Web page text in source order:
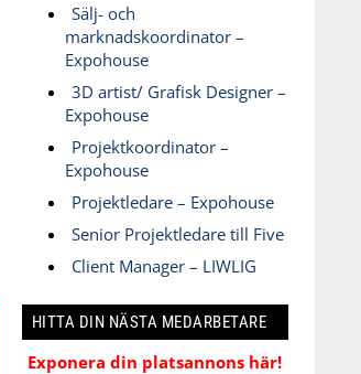
Sälj- och
marknadskoordinator –
Expohouse
3D artist/ Grafisk Designer –
Expohouse
Projektkoordinator –
Expohouse
Projektledare – Expohouse
Senior Projektledare till Five
Client Manager – LIWLIG
HITTA DIN NÄSTA MEDARBETARE
Exponera din platsannons här!